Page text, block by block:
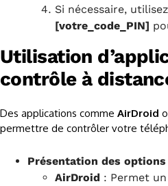
Si nécessaire, utilisez
[votre_code_PIN]
Utilisation
contrôle à
Des applications comme AirDroid
permettre de contrôler votre
Présentation des options
AirDroid : Permet